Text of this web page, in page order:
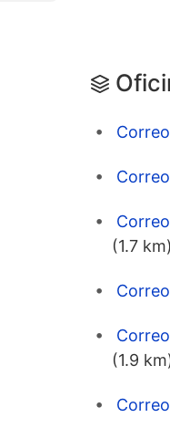
(1.7 km)
(1.9